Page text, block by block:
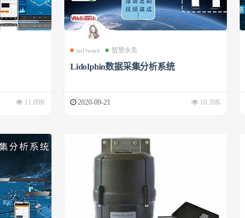
11.09K
software 智慧水务
Lidolphin数据采集分析系统
2020-09-21 10.39K